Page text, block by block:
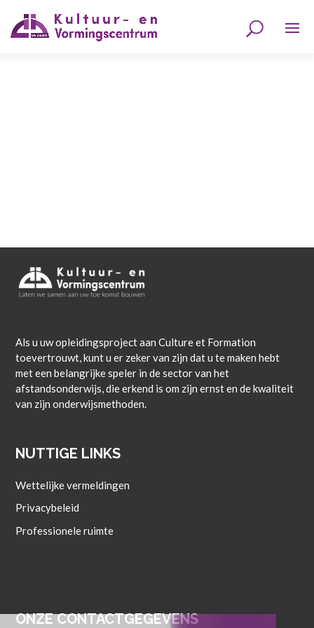
Als u uw opleidingsproject aan Culture et Formation
toevertrouwt, kunt u er zeker van zijn dat u te maken hebt
met een belangrijke speler in de sector van het
afstandsonderwijs, die erkend is om zijn ernst en de kwaliteit
van zijn onderwijsmethoden.
NUTTIGE LINKS
Wettelijke vermeldingen
Privacybeleid
Professionele ruimte
ONZE CONTACTGEGEVENS